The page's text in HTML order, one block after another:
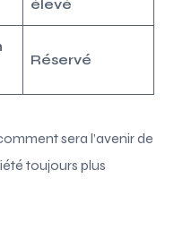
élevé
Réservé
sera l’avenir de
toujours plus